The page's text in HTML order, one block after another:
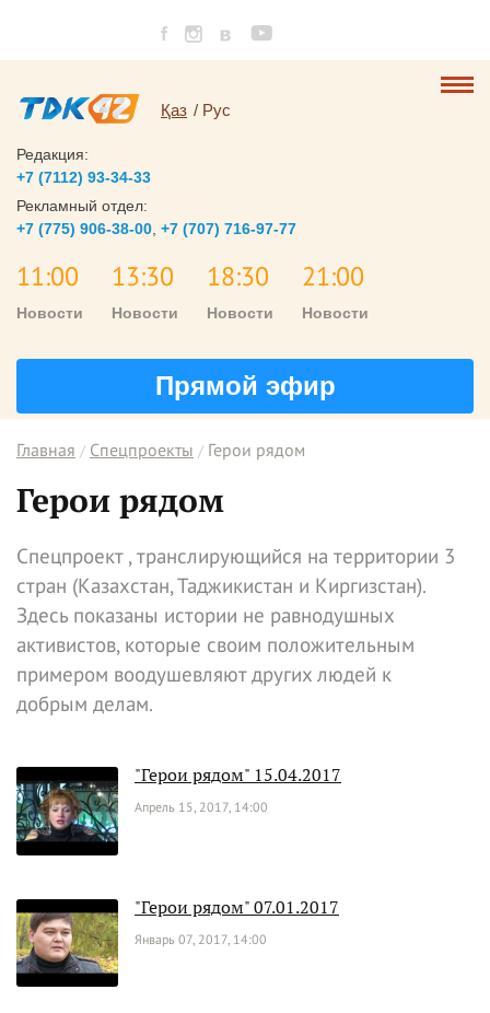
Қаз Рус
Редакция:
+7 (7112) 93-34-33
Рекламный отдел:
+7 (775) 906-38-00 +7 (707) 716-97-77
11:00
Новости
13:30
Новости
18:30
Новости
21:00
Новости
Прямой эфир
Главная Спецпроекты Герои рядом
Герои рядом
Спецпроект , транслирующийся на территории 3
стран (Казахстан, Таджикистан и Киргизстан).
Здесь показаны истории не равнодушных
активистов, которые своим положительным
примером воодушевляют других людей к
добрым делам.
"Герои рядом" 15.04.2017
Апрель 15, 2017, 14:00
"Герои рядом" 07.01.2017
Январь 07, 2017, 14:00